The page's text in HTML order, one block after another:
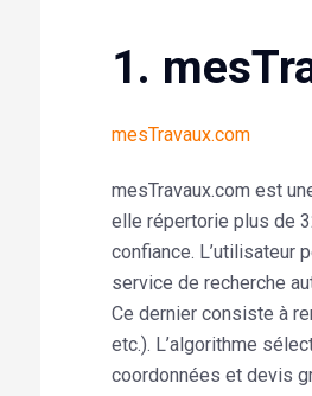
1.
mesTravaux.com
mesTravaux.com est
elle répertorie plus de
confiance. L’utilisateur
service de recherche
Ce dernier consiste à
etc.). L’algorithme
coordonnées et devis